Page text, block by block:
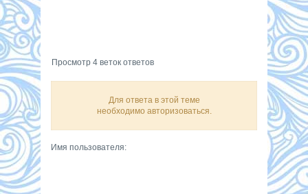
Просмотр 4 веток ответов
Для ответа в этой теме
необходимо авторизоваться.
Имя пользователя: